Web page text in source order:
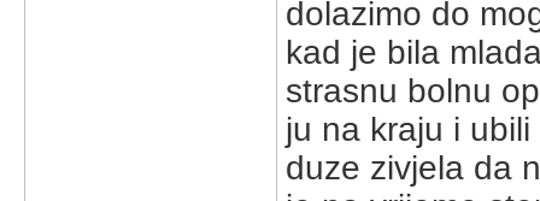
dolazimo do
kad je bila
strasnu bolnu
ju na kraju i
duze zivjela da